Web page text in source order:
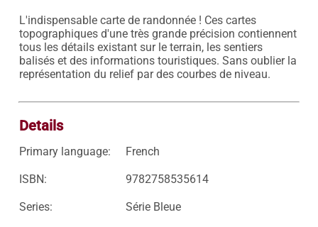
L'indispensable carte de randonnée ! Ces cartes
topographiques d'une très grande précision contiennent
tous les détails existant sur le terrain, les sentiers
balisés et des informations touristiques. Sans oublier la
représentation du relief par des courbes de niveau.
Details
Primary language: French
ISBN: 9782758535614
Series: Série Bleue